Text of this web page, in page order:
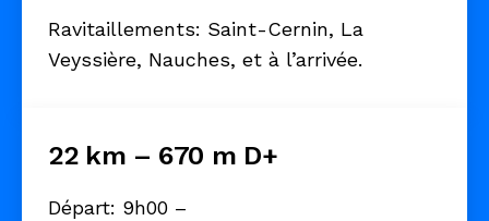
Ravitaillements: Saint-Cernin, La
Veyssière, Nauches, et à l’arrivée.
22 km – 670 m D+
Départ: 9h00 –